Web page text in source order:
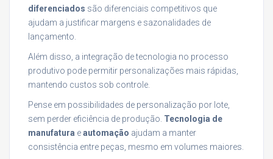
diferenciados são diferenciais competitivos que
ajudam a justificar margens e sazonalidades de
lançamento.
Além disso, a integração de tecnologia no processo
produtivo pode permitir personalizações mais rápidas,
mantendo custos sob controle.
Pense em possibilidades de personalização por lote,
sem perder eficiência de produção. Tecnologia de
manufatura eautomação ajudam a manter
consistência entre peças, mesmo em volumes maiores.